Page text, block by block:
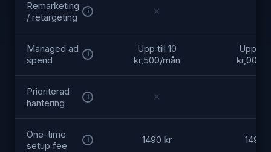
Remarketing
/ retargeting
i ✕
Managed ad
spend
i
Upp till 10
kr,500/mån
Upp till
kr,000/
Prioriterad
hantering
i ✕
One-time
setup fee
i 1490 kr 1490